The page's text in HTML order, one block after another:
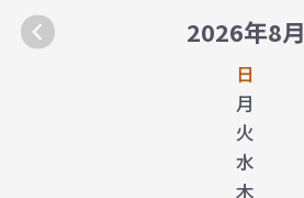
2026年8月
日
月
火
水
木